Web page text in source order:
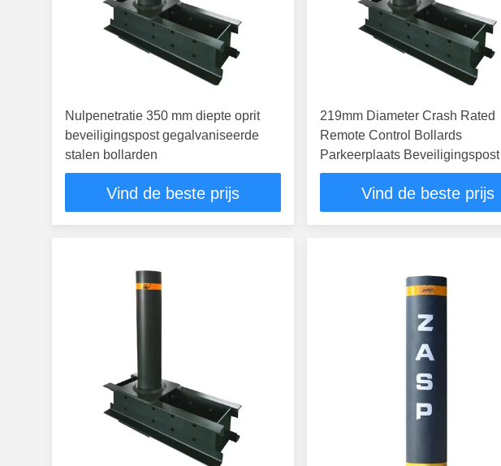
Nulpenetratie 350 mm diepte oprit
beveiligingspost gegalvaniseerde
stalen bollarden
Vind de beste prijs
219mm Diameter Crash Rated
Remote Control Bollards
Parkeerplaats Beveiligingspost
Vind de beste prijs